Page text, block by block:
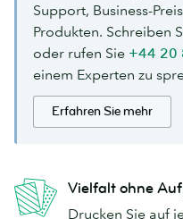
Support, Business-
Produkten. Schreiben
oder rufen Sie +44 20
einem Experten zu
Erfahren Sie mehr
Vielfalt ohne
Drucken Sie auf